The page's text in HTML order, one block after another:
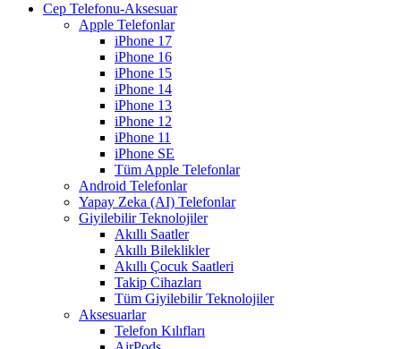
Cep Telefonu-Aksesuar
Apple Telefonlar
iPhone 17
iPhone 16
iPhone 15
iPhone 14
iPhone 13
iPhone 12
iPhone 11
iPhone SE
Tüm Apple Telefonlar
Android Telefonlar
Yapay Zeka (AI) Telefonlar
Giyilebilir Teknolojiler
Akıllı Saatler
Akıllı Bileklikler
Akıllı Çocuk Saatleri
Takip Cihazları
Tüm Giyilebilir Teknolojiler
Aksesuarlar
Telefon Kılıfları